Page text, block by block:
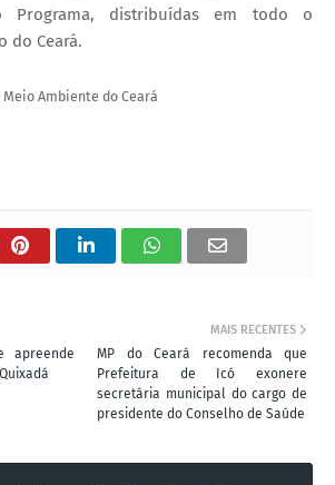
Programa, distribuídas em todo o
do Ceará.
Ambiente do Ceará
MAIS RECENTES
MP do Ceará recomenda que
Prefeitura de Icó exonere
secretária municipal do cargo de
presidente do Conselho de Saúde
apreende